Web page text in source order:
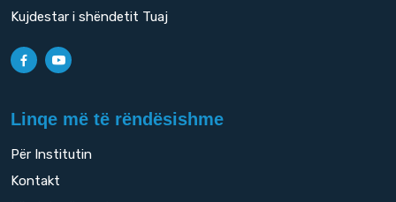
Kujdestar i shëndetit Tuaj
Linqe më të rëndësishme
Për Institutin
Kontakt